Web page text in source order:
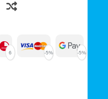
6 -5% -5%